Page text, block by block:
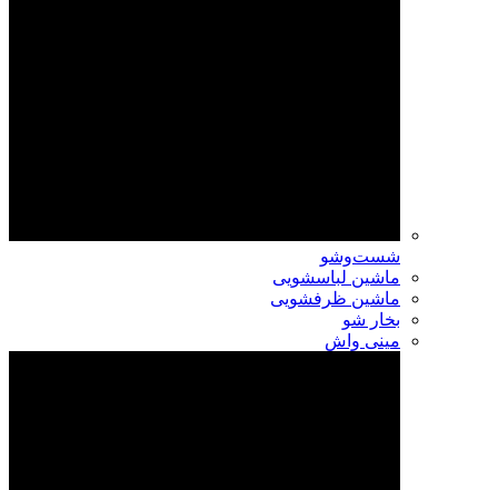
شست‌وشو
ماشین لباسشویی
ماشین ظرفشویی
بخار شو
مینی واش